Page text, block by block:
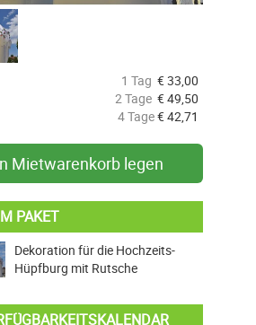
1 Tag €33,00
2 Tage €49,50
4 Tage€42,71
Mietwarenkorb legen
PAKET
Dekoration für die Hochzeits-
Hüpfburg mit Rutsche